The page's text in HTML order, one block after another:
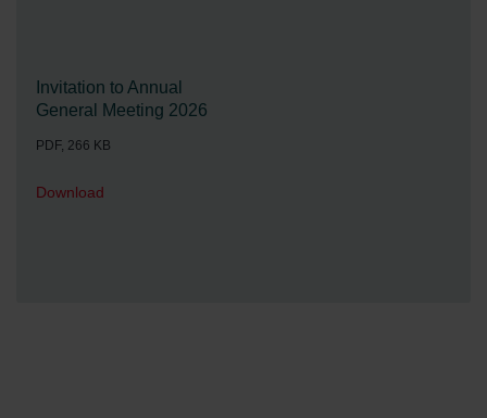
Invitation to Annual
General Meeting 2026
PDF, 266 KB
Download